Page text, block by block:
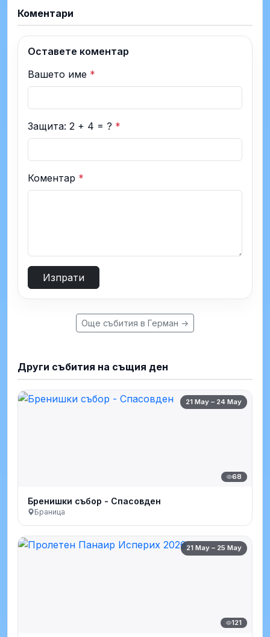
Коментари
Оставете коментар
Вашето име *
Защита: 2 + 4 = ? *
Коментар *
Изпрати
Още събития в Герман →
Други събития на същия ден
21 May – 24 May
68
Бренишки събор - Спасовден
Браница
21 May – 25 May
121